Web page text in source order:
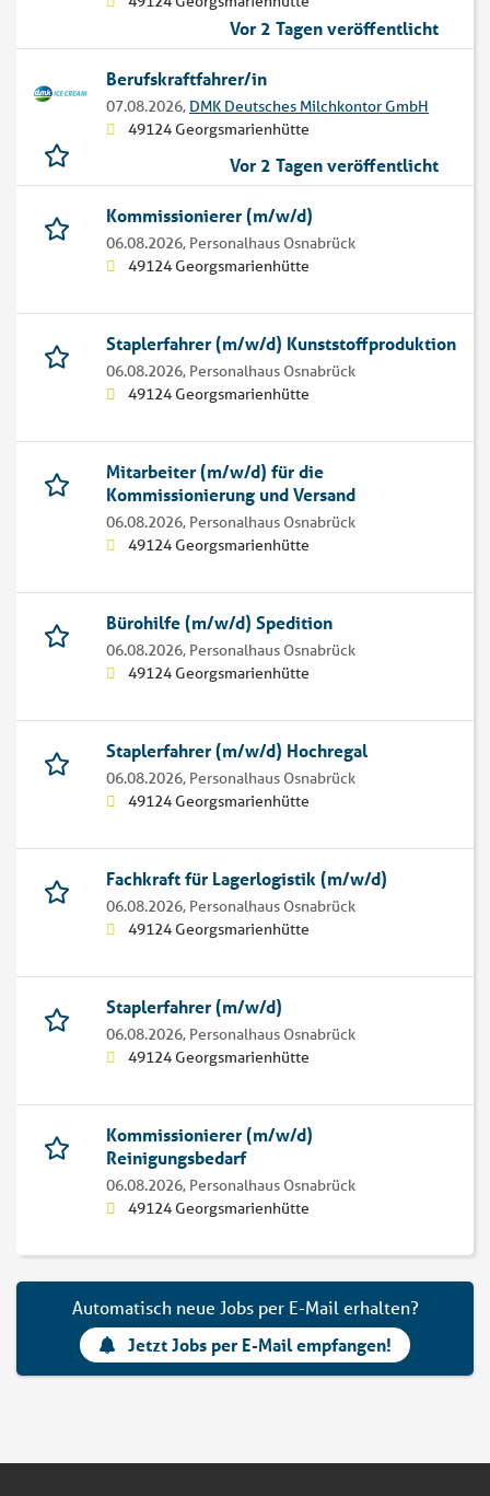
Vor 2 Tagen veröffentlicht
Berufskraftfahrer/in
07.08.2026, DMK Deutsches Milchkontor GmbH
49124 Georgsmarienhütte
Vor 2 Tagen veröffentlicht
Kommissionierer (m/w/d)
06.08.2026, Personalhaus Osnabrück
49124 Georgsmarienhütte
Staplerfahrer (m/w/d) Kunststoffproduktion
06.08.2026, Personalhaus Osnabrück
49124 Georgsmarienhütte
Mitarbeiter (m/w/d) für die
Kommissionierung und Versand
06.08.2026, Personalhaus Osnabrück
49124 Georgsmarienhütte
Bürohilfe (m/w/d) Spedition
06.08.2026, Personalhaus Osnabrück
49124 Georgsmarienhütte
Staplerfahrer (m/w/d) Hochregal
06.08.2026, Personalhaus Osnabrück
49124 Georgsmarienhütte
Fachkraft für Lagerlogistik (m/w/d)
06.08.2026, Personalhaus Osnabrück
49124 Georgsmarienhütte
Staplerfahrer (m/w/d)
06.08.2026, Personalhaus Osnabrück
49124 Georgsmarienhütte
Kommissionierer (m/w/d)
Reinigungsbedarf
06.08.2026, Personalhaus Osnabrück
49124 Georgsmarienhütte
Automatisch neue Jobs per E-Mail erhalten?
Jetzt Jobs per E-Mail empfangen!